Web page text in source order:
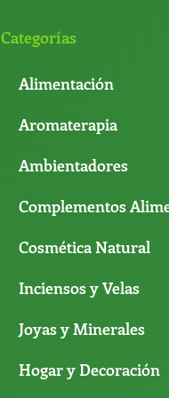
Categorías
Alimentación
Aromaterapia
Ambientadores
Complementos
Cosmética Natural
Inciensos y Velas
Joyas y Minerales
Hogar y Decoración